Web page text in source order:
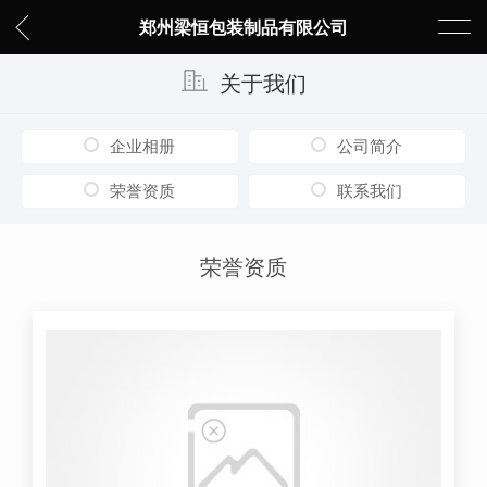
郑州梁恒包装制品有限公司
关于我们
企业相册 公司简介
荣誉资质 联系我们
荣誉资质